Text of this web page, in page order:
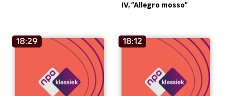
IV, "Allegro mosso"
18:29 18:12